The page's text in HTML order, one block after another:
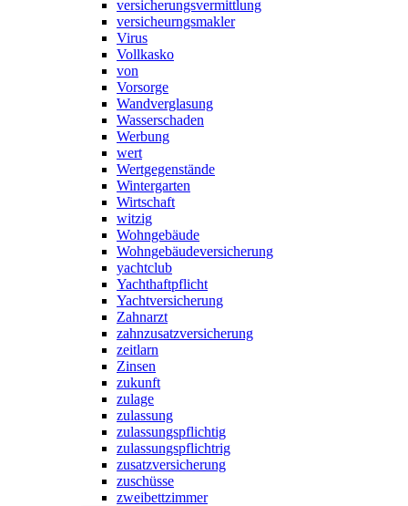
versicherungsvermittlung
versicheurngsmakler
Virus
Vollkasko
von
Vorsorge
Wandverglasung
Wasserschaden
Werbung
wert
Wertgegenstände
Wintergarten
Wirtschaft
witzig
Wohngebäude
Wohngebäudeversicherung
yachtclub
Yachthaftpflicht
Yachtversicherung
Zahnarzt
zahnzusatzversicherung
zeitlarn
Zinsen
zukunft
zulage
zulassung
zulassungspflichtig
zulassungspflichtrig
zusatzversicherung
zuschüsse
zweibettzimmer